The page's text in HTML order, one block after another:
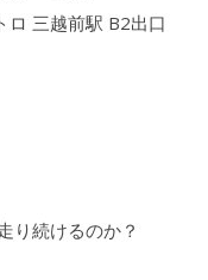
ロ 三越前駅 B2出口
り続けるのか？